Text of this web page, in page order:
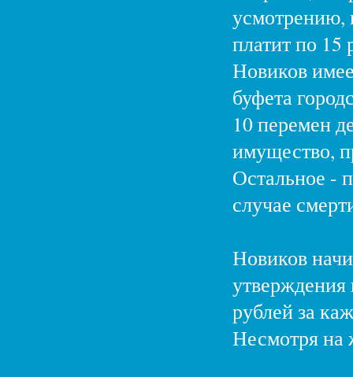
усмотрению,
платит по 15
Новиков
буфета
10 перемен
имущество,
Остальное -
случае
Новиков
утверждения
рублей за
Несмотря на